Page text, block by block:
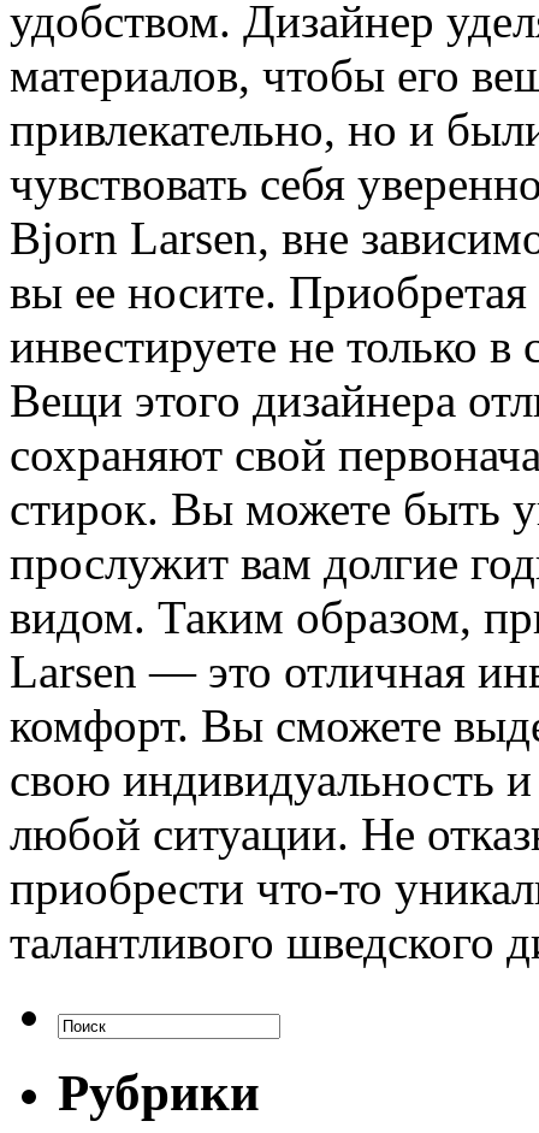
удобством. Дизайнер
материалов, чтобы его
привлекательно, но и
чувствовать себя
Bjorn Larsen, вне
вы ее носите.
инвестируете не только в
Вещи этого дизайнера
сохраняют свой
стирок. Вы можете быть
прослужит вам долгие
видом. Таким образом,
Larsen — это отличная
комфорт. Вы сможете
свою индивидуальность и
любой ситуации. Не
приобрести что-то
талантливого шведского
Рубрики